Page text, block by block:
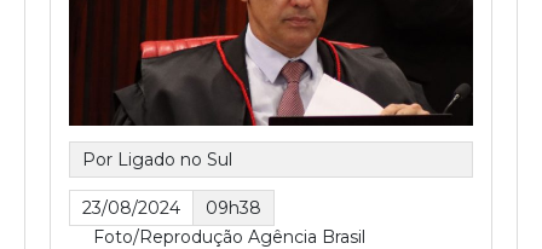
Por Ligado no Sul
23/08/2024
09h38
Foto/Reprodução Agência Brasil